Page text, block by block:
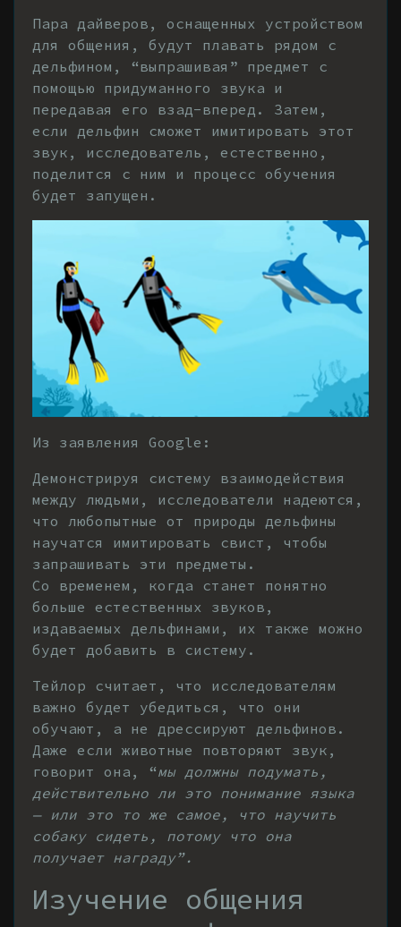
Пара дайверов, оснащенных устройством
для общения, будут плавать рядом с
дельфином, “выпрашивая” предмет с
помощью придуманного звука и
передавая его взад-вперед. Затем,
если дельфин сможет имитировать этот
звук, исследователь, естественно,
поделится с ним и процесс обучения
будет запущен.
Из заявления Google:
Демонстрируя систему взаимодействия
между людьми, исследователи надеются,
что любопытные от природы дельфины
научатся имитировать свист, чтобы
запрашивать эти предметы.
Со временем, когда станет понятно
больше естественных звуков,
издаваемых дельфинами, их также можно
будет добавить в систему.
Тейлор считает, что исследователям
важно будет убедиться, что они
обучают, а не дрессируют дельфинов.
Даже если животные повторяют звук,
говорит она, “мы должны подумать,
действительно ли это понимание языка
— или это то же самое, что научить
собаку сидеть, потому что она
получает награду”.
Изучение общения